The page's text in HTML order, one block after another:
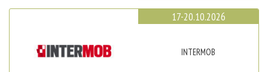
17-20.10.2026
INTERMOB